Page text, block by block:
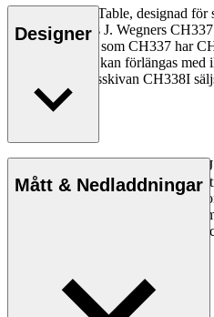
CH338 Dining Table, designad för
version av Hans J. Wegners
personer. Precis som CH337 har
bordsskiva som kan förlängas
sittplatser. Iläggsskivan CH338I
Läs mer
Designer
Den danske möbeldesignern Hans
vara en av de mest kreativa,
genom tiderna, känd för sin
och sin kompromisslösa syn på
nästan 500 stolar under sin livstid
Läs mer om Hans J. Wegner
Mått & Nedladdningar